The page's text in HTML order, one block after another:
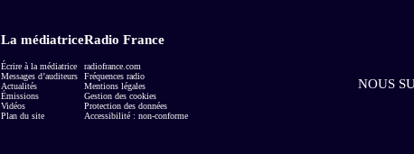
La médiatrice
Écrire à la médiatrice
Messages d’auditeurs
Actualités
Émissions
Vidéos
Plan du site
Radio France
radiofrance.com
Fréquences radio
Mentions légales
Gestion des cookies
Protection des données
Accessibilité : non-conforme
NOUS